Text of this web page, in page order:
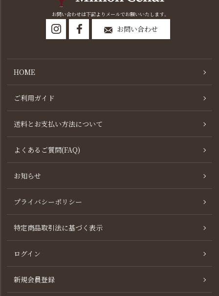
お問い合わせは下記よりメールでお願いいたします。
お問い合わせ
HOME
ご利用ガイド
送料とお支払い方法について
よくあるご質問(FAQ)
お知らせ
プライバシーポリシー
特定商品取引法に基づく表示
ログイン
新規会員登録